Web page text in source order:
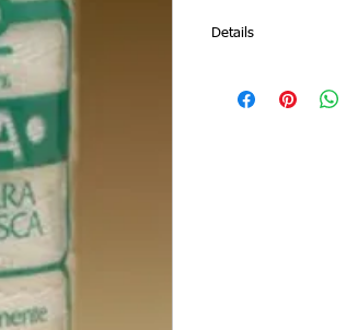
Details
hardware; their